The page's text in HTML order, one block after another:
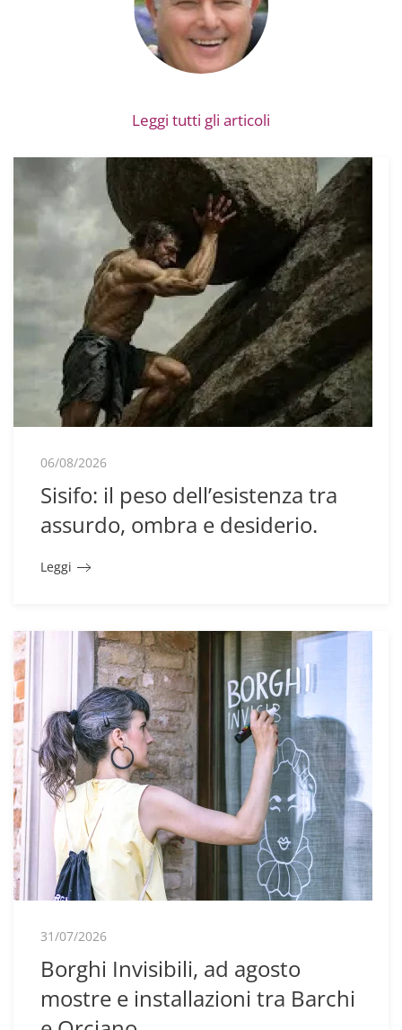
Leggi tutti gli articoli
06/08/2026
Sisifo: il peso dell’esistenza tra
assurdo, ombra e desiderio.
Leggi
31/07/2026
Borghi Invisibili, ad agosto
mostre e installazioni tra Barchi